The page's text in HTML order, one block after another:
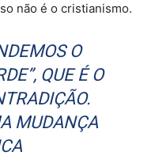
não é o cristianismo.
O
QUE É O
MUDANÇA